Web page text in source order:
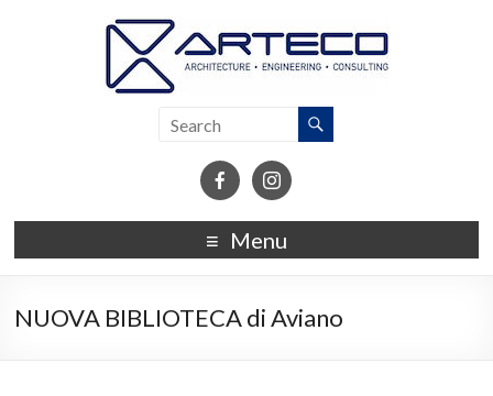
Menu
NUOVA BIBLIOTECA di Aviano